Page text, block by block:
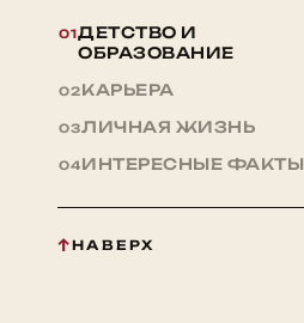
ДЕТСТВО И
ОБРАЗОВАНИЕ
КАРЬЕРА
ЛИЧНАЯ ЖИЗНЬ
ИНТЕРЕСНЫЕ ФАКТЫ
НАВЕРХ